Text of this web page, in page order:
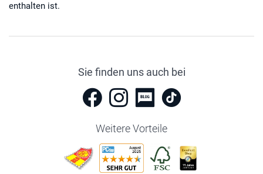
enthalten ist.
Sie finden uns auch bei
Weitere Vorteile